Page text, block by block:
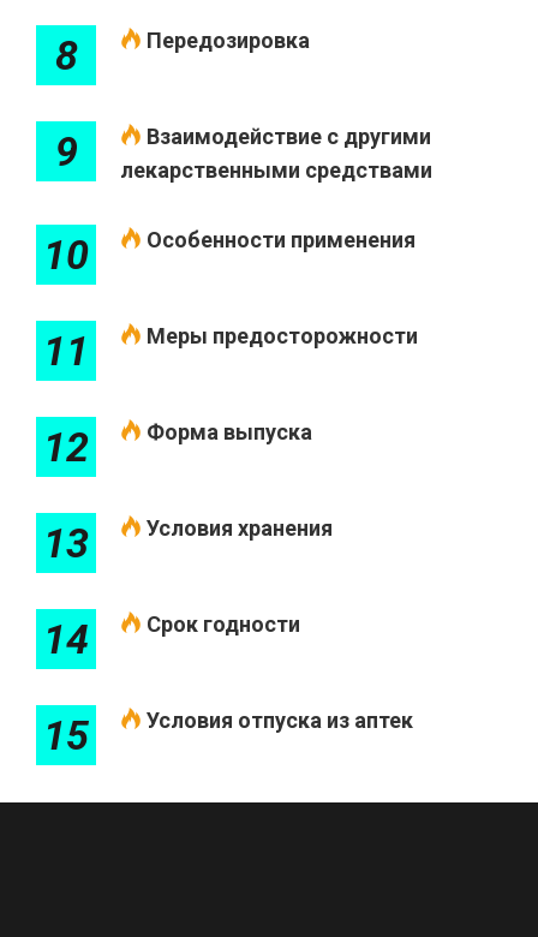
8 Передозировка
9
Взаимодействие с другими
лекарственными средствами
10 Особенности применения
11 Меры предосторожности
12 Форма выпуска
13 Условия хранения
14 Срок годности
15 Условия отпуска из аптек